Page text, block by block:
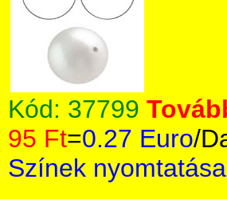
Kód: 37799
95 Ft=0.27 Euro/
Színek nyomtatása